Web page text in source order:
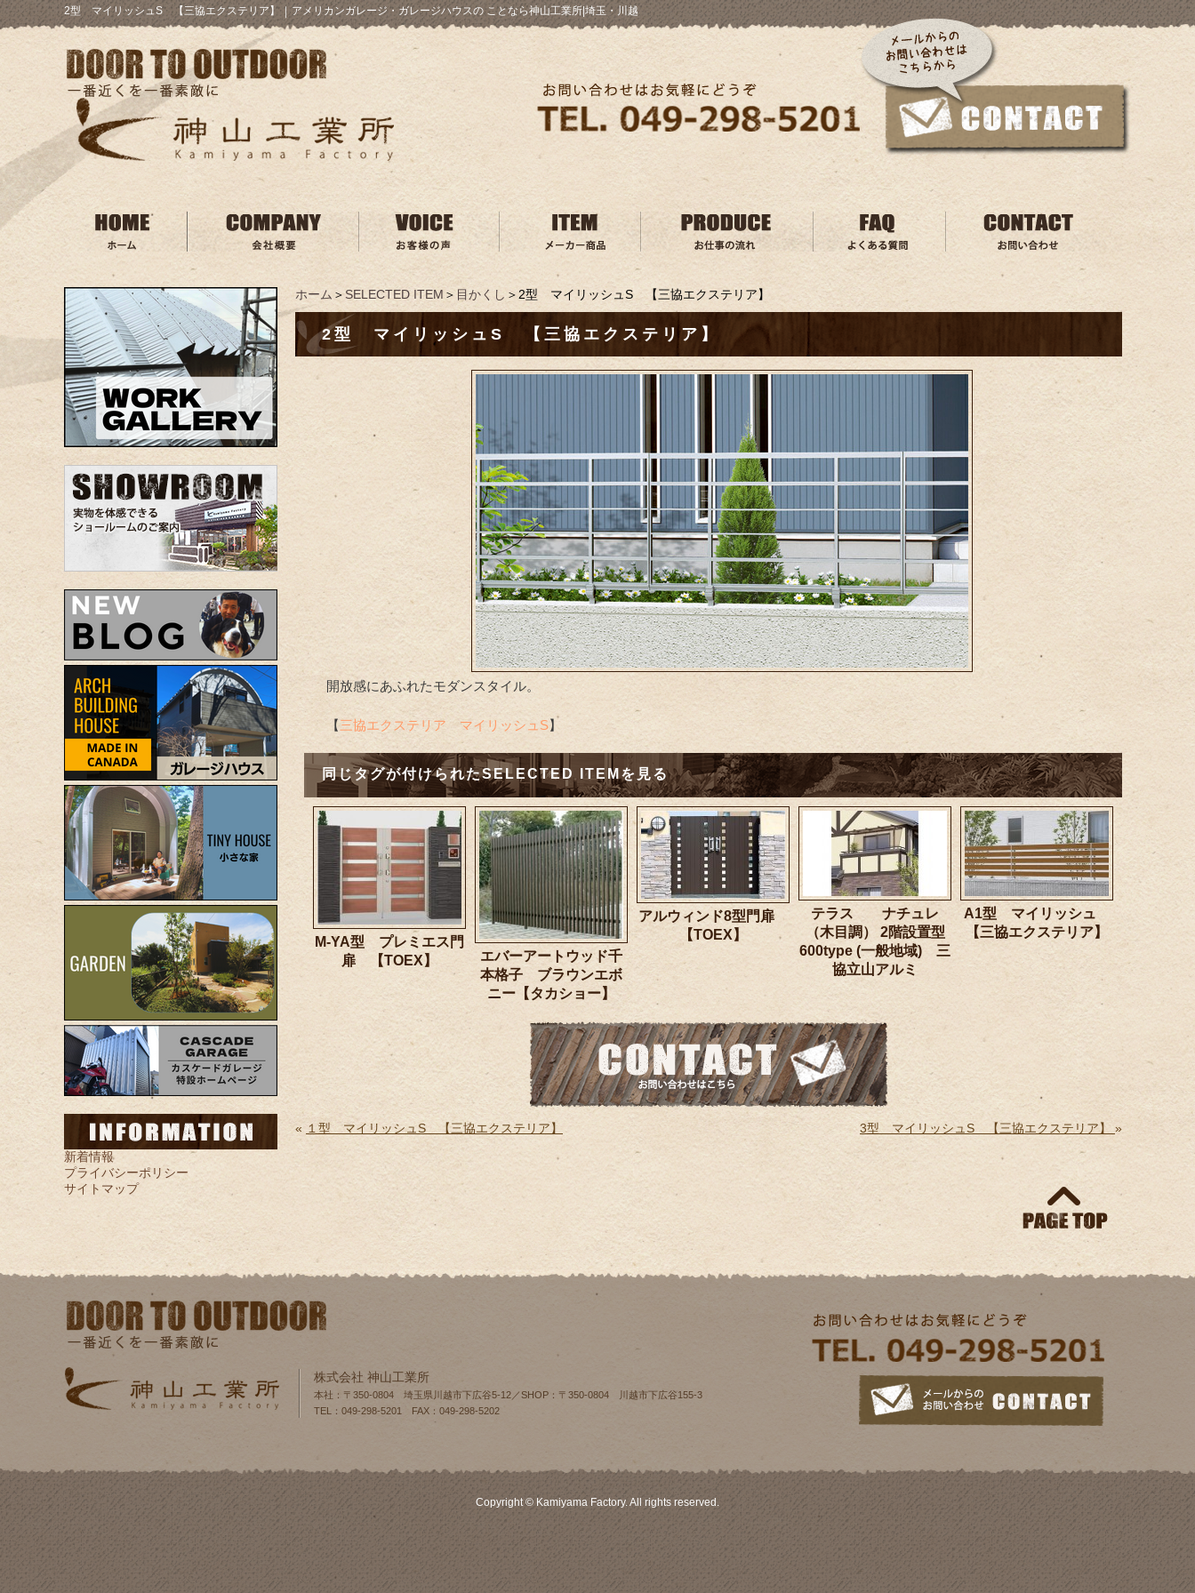
2型 マイリッシュS 【三協エクステリア】｜アメリカンガレージ・ガレージハウスの ことなら神山工業所|埼玉・川越
ホーム ＞SELECTED ITEM ＞ 目かくし ＞2型 マイリッシュS 【三協エクステリア】
2型 マイリッシュS 【三協エクステリア】
開放感にあふれたモダンスタイル。
【三協エクステリア マイリッシュS】
同じタグが付けられたSELECTED ITEMを見る
M-YA型 プレミエス門
扉 【TOEX】
エバーアートウッド千
本格子 ブラウンエボ
ニー【タカショー】
アルウィンド8型門扉
【TOEX】
テラス ナチュレ
（木目調） 2階設置型
600type (一般地域) 三
協立山アルミ
A1型 マイリッシュ
【三協エクステリア】
« １型 マイリッシュS 【三協エクステリア】 3型 マイリッシュS 【三協エクステリア】 »
新着情報
プライバシーポリシー
サイトマップ
株式会社 神山工業所
本社：〒350-0804 埼玉県川越市下広谷5-12／SHOP：〒350-0804 川越市下広谷155‐3
TEL：049-298-5201 FAX：049-298-5202
Copyright © Kamiyama Factory. All rights reserved.